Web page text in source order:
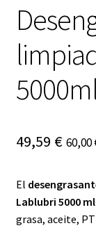
49,59 € 60,00
El
Lablubri 5000 ml
grasa, aceite,